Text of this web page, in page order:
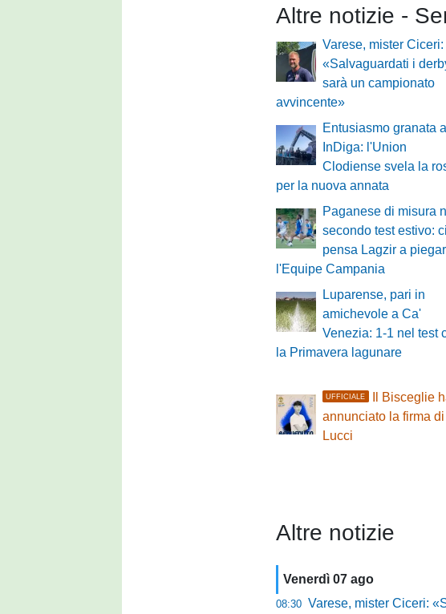
Altre notizie -
Varese, mister Ciceri:
«Salvaguardati i
sarà un campionato
avvincente»
Entusiasmo granata a
InDiga: l'Union
Clodiense svela la
per la nuova annata
Paganese di misura
secondo test estivo: ci
pensa Lagzir a
l'Equipe Campania
Luparense, pari in
amichevole a Ca'
Venezia: 1-1 nel test
la Primavera lagunare
UFFICIALE
Il Bisceglie
annunciato la firma
Lucci
Altre notizie
Venerdì 07 ago
08:30 Varese, mister Ciceri: